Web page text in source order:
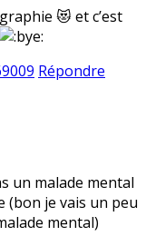
😻 et c’est
Répondre
un malade mental
(bon je vais un peu
mental)